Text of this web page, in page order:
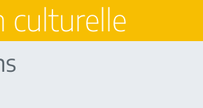
culturelle